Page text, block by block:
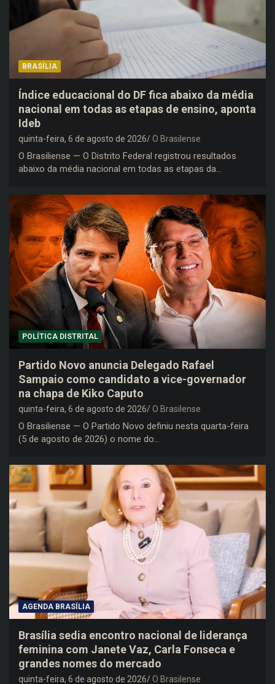
BRASÍLIA
Índice educacional do DF fica abaixo da média
nacional em todas as etapas de ensino, aponta
Ideb
quinta-feira, 6 de agosto de 2026 O Brasilense
O Brasiliense — O Distrito Federal registrou resultados
abaixo da média nacional em todas as etapas da…
POLÍTICA DISTRITAL
Partido Novo anuncia Delegado Rafael
Sampaio como candidato a vice-governador
na chapa de Kiko Caputo
quinta-feira, 6 de agosto de 2026 O Brasilense
O Brasiliense — O Partido Novo definiu nesta quarta-feira
(5 de agosto de 2026) o nome do…
AGENDA BRASÍLIA
Brasília sedia encontro nacional de liderança
feminina com Janete Vaz, Carla Fonseca e
grandes nomes do mercado
quinta-feira, 6 de agosto de 2026 O Brasilense